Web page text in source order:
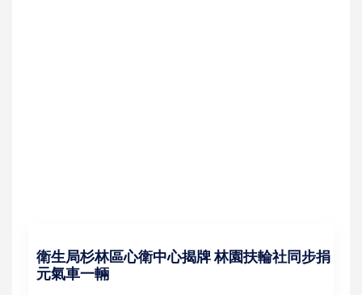
衛生局杉林區心衛中心揭牌 林園扶輪社同步捐
元氣車一輛